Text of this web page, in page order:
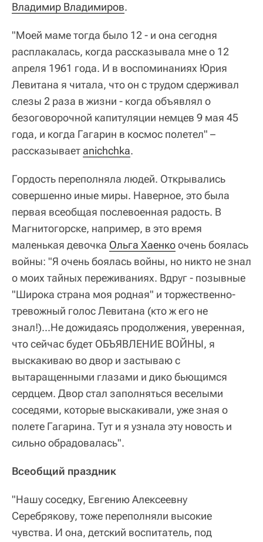
Владимир Владимиров.
"Моей маме тогда было 12 - и она сегодня
расплакалась, когда рассказывала мне о 12
апреля 1961 года. И в воспоминаниях Юрия
Левитана я читала, что он с трудом сдерживал
слезы 2 раза в жизни - когда объявлял о
безоговорочной капитуляции немцев 9 мая 45
года, и когда Гагарин в космос полетел" –
рассказываетanichchka.
Гордость переполняла людей. Открывались
совершенно иные миры. Наверное, это была
первая всеобщая послевоенная радость. В
Магнитогорске, например, в это время
маленькая девочка Ольга Хаенкоочень боялась
войны: "Я очень боялась войны, но никто не знал
о моих тайных переживаниях. Вдруг - позывные
"Широка страна моя родная" и торжественно-
тревожный голос Левитана (кто ж его не
знал!)...Не дожидаясь продолжения, уверенная,
что сейчас будет ОБЪЯВЛЕНИЕ ВОЙНЫ, я
выскакиваю во двор и застываю с
вытаращенными глазами и дико бьющимся
сердцем. Двор стал заполняться веселыми
соседями, которые выскакивали, уже зная о
полете Гагарина. Тут и я узнала эту новость и
сильно обрадовалась".
Всеобщий праздник
"Нашу соседку, Евгению Алексеевну
Серебрякову, тоже переполняли высокие
чувства. И она, детский воспитатель, под